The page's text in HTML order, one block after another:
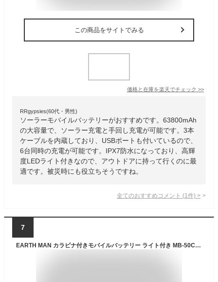
この商品をサイトでみる
価格と在庫を楽天でチェック >>
RRgypsies(60代・男性)
ソーラーモバイルバッテリーがおすすめです。63800mAh
の大容量で、ソーラー充電と手回し充電が可能です。3本
ケーブルを内蔵しており、USBポートも付いているので、
6台同時の充電が可能です。IPX7防水になっており、高輝
度LEDライト付きなので、アウトドアに持って行くのに最
適です。被災時にも役立ちそうですね。
全てのおすすめコメント (1 件) >
7
EARTH MAN カラビナ付きモバイルバッテリー ライト付き MB-50CLiBK ブラック MB-50CLiOL オリーブ アウトドア キャンプ 防災 避難 停電 対策 グッズ アイテム